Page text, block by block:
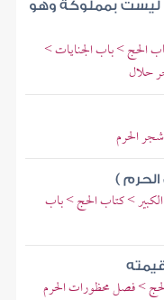
بمملوكة وهو
الحج > باب الجنايات >
حلال
الحرم
)
> كتاب الحج > باب
> فصل محظورات الحرم